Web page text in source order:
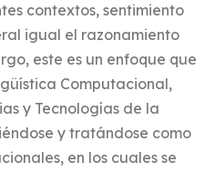
contextos, sentimiento
igual el razonamiento
este es un enfoque que
Computacional,
y Tecnologías de la
y tratándose como
en los cuales se